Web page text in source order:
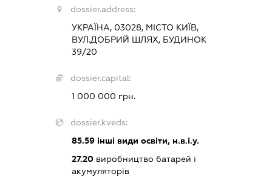
dossier.address:
УКРАЇНА, 03028, МІСТО КИЇВ,
ВУЛ.ДОБРИЙ ШЛЯХ, БУДИНОК
39/20
dossier.capital:
1 000 000 грн.
dossier.kveds:
85.59 інші види освіти, н.в.і.у.
27.20 виробництво батарей і
акумуляторів